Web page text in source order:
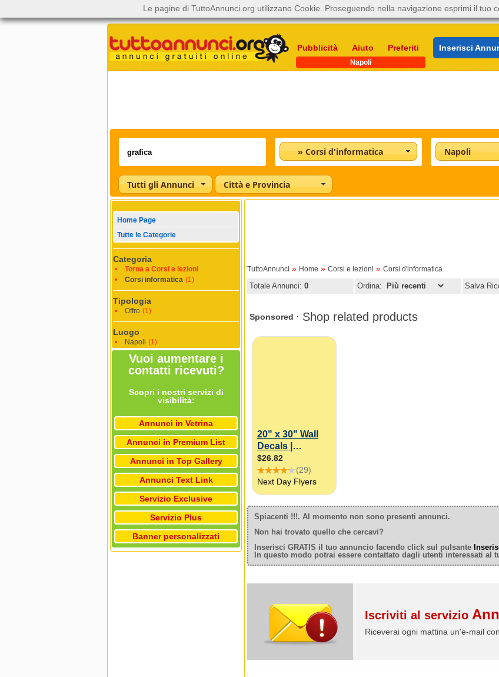
Pubblicità Aiuto Preferiti Inserisci
Napoli
» Corsi d'informatica Napoli
Tutti gli Annunci Città e Provincia
Home Page
Tutte le Categorie
Categoria
Torna a Corsi e lezioni
Corsi informatica (1)
Tipologia
Offro (1)
Luogo
Napoli (1)
Vuoi aumentare i
contatti ricevuti?
Scopri i nostri servizi di
visibilità:
Annunci in Vetrina
Annunci in Premium List
Annunci in Top Gallery
Annunci Text Link
Servizio Exclusive
Servizio Plus
Banner personalizzati
TuttoAnnunci » Home » Corsi e lezioni » Corsi d'informatica
Totale Annunci: 0 Ordina: Salva
Spiacenti !!!. Al momento non sono presenti annunci.
Non hai trovato quello che cercavi?
Inserisci GRATIS il tuo annuncio facendo click sul pulsante
In questo modo potrai essere contattato dagli utenti interessati al
Iscriviti al servizio
Riceverai ogni mattina un'e-mail
Le pagine di TuttoAnnunci.org utilizzano Cookie. Proseguendo nella navigazione esprimi il tuo